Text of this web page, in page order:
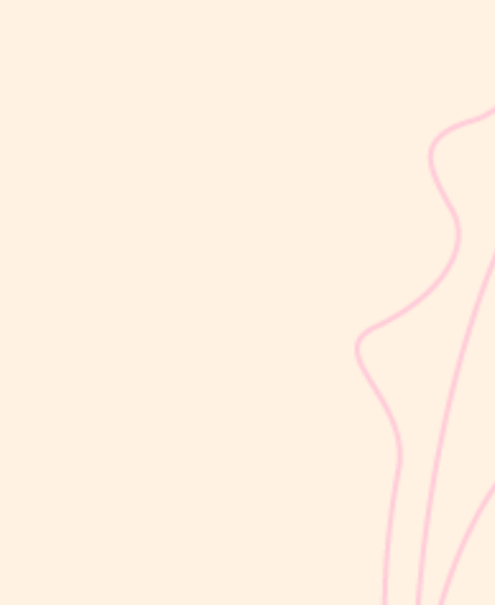
kulit bayi baru lahir sering kali membuat Mom & Dad khawatir.
Tidak jarang lapisan ini dianggap sebagai kotoran atau sisa cairan
persalinan yang harus segera dibersihkan, terutama jika jumlahnya